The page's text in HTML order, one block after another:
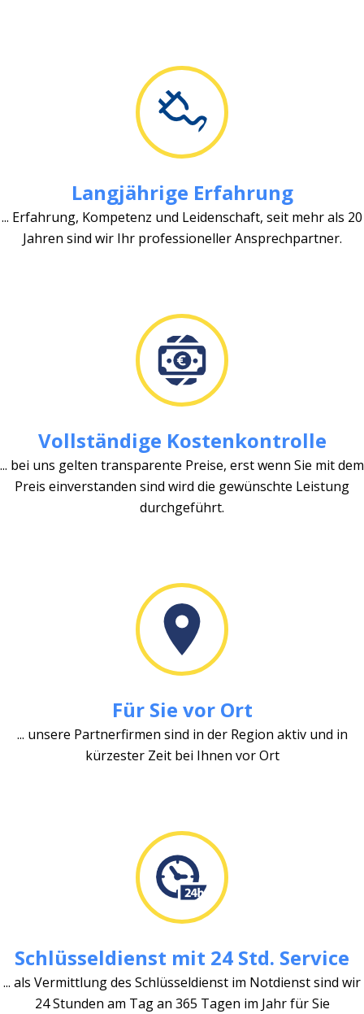
Langjährige Erfahrung
... Erfahrung, Kompetenz und Leidenschaft, seit mehr als 20
Jahren sind wir Ihr professioneller Ansprechpartner.
Vollständige Kostenkontrolle
... bei uns gelten transparente Preise, erst wenn Sie mit dem
Preis einverstanden sind wird die gewünschte Leistung
durchgeführt.
Für Sie vor Ort
... unsere Partnerfirmen sind in der Region aktiv und in
kürzester Zeit bei Ihnen vor Ort
Schlüsseldienst mit 24 Std. Service
... als Vermittlung des Schlüsseldienst im Notdienst sind wir
24 Stunden am Tag an 365 Tagen im Jahr für Sie